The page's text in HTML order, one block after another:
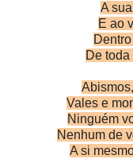
A
E ao
De
Vales e
Ninguém
Nenhum de
A si